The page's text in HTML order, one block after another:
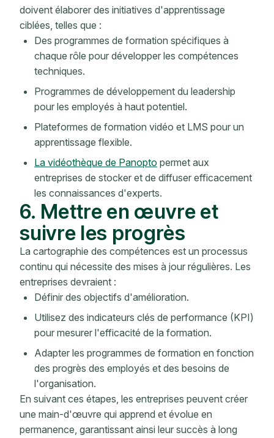
doivent élaborer des initiatives d'apprentissage
ciblées, telles que :
Des programmes de formation spécifiques à
chaque rôle pour développer les compétences
techniques.
Programmes de développement du leadership
pour les employés à haut potentiel.
Plateformes de formation vidéo et LMS pour un
apprentissage flexible.
La vidéothèque de Panopto permet aux
entreprises de stocker et de diffuser efficacement
les connaissances d'experts.
6. Mettre en œuvre et
suivre les progrès
La cartographie des compétences est un processus
continu qui nécessite des mises à jour régulières. Les
entreprises devraient :
Définir des objectifs d'amélioration.
Utilisez des indicateurs clés de performance (KPI)
pour mesurer l'efficacité de la formation.
Adapter les programmes de formation en fonction
des progrès des employés et des besoins de
l'organisation.
En suivant ces étapes, les entreprises peuvent créer
une main-d'œuvre qui apprend et évolue en
permanence, garantissant ainsi leur succès à long